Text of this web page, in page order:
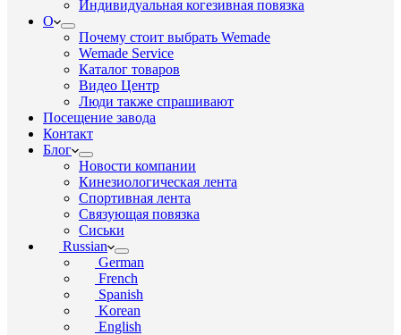
Индивидуальная когезивная повязка
О
Почему стоит выбрать Wemade
Wemade Service
Каталог товаров
Видео Центр
Люди также спрашивают
Посещение завода
Контакт
Блог
Новости компании
Кинезиологическая лента
Спортивная лента
Связующая повязка
Сиськи
Russian
German
French
Spanish
Korean
English